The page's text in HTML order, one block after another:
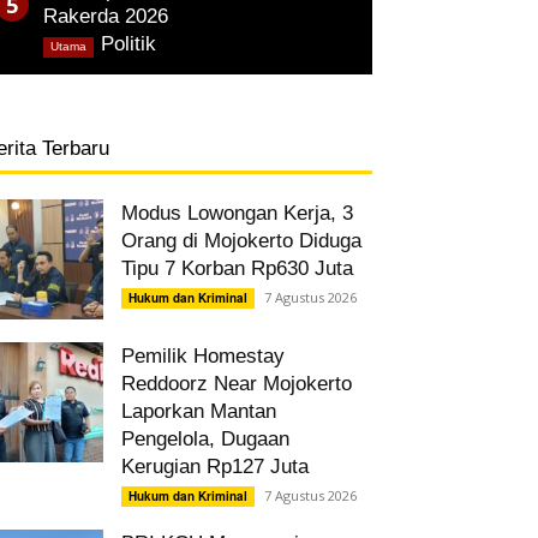
Rakerda 2026
Politik
Utama
Terbaru
Modus Lowongan Kerja, 3
Orang di Mojokerto Diduga
Tipu 7 Korban Rp630 Juta
Hukum dan Kriminal 7 Agustus 2026
Pemilik Homestay
Reddoorz Near Mojokerto
Laporkan Mantan
Pengelola, Dugaan
Kerugian Rp127 Juta
Hukum dan Kriminal 7 Agustus 2026